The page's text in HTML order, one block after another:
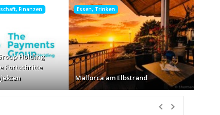
Finanzen
Holding
Fortschritte
Essen, Trinken
Mallorca am Elbstrand